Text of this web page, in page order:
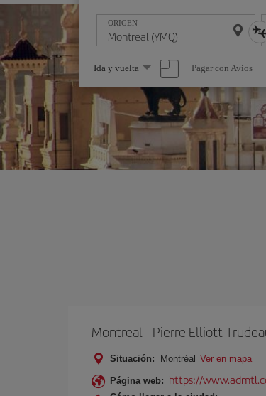
ORIGEN
Seleccione
una
opción
Ida y vuelta Pagar con Avios
Montreal - Pierre Elliott
Situación: Montréal Ver en mapa
Página web: https://